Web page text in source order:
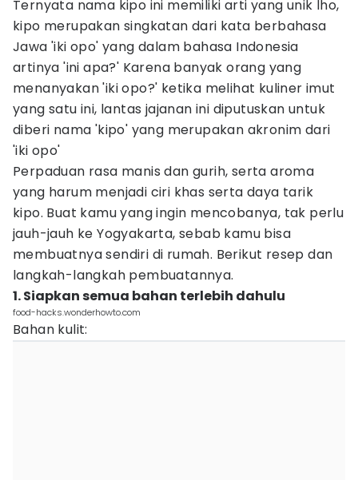
Ternyata nama kipo ini memiliki arti yang unik lho,
kipo merupakan singkatan dari kata berbahasa
Jawa 'iki opo' yang dalam bahasa Indonesia
artinya 'ini apa?' Karena banyak orang yang
menanyakan 'iki opo?' ketika melihat kuliner imut
yang satu ini, lantas jajanan ini diputuskan untuk
diberi nama 'kipo' yang merupakan akronim dari
'iki opo'
Perpaduan rasa manis dan gurih, serta aroma
yang harum menjadi ciri khas serta daya tarik
kipo. Buat kamu yang ingin mencobanya, tak perlu
jauh-jauh ke Yogyakarta, sebab kamu bisa
membuatnya sendiri di rumah. Berikut resep dan
langkah-langkah pembuatannya.
1. Siapkan semua bahan terlebih dahulu
food-hacks.wonderhowto.com
Bahan kulit: